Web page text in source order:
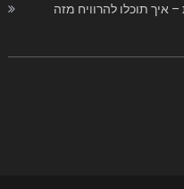
איך תוכלו להרוויח מזה